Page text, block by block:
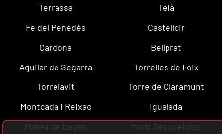
Terrassa
Teià
Fe del Penedès
Castellcir
Cardona
Bellprat
Aguilar de Segarra
Torrelles de Foix
Torrelavit
Torre de Claramunt
Montcada i Reixac
Igualada
Mateu de Bages
Martí Sesgueioles